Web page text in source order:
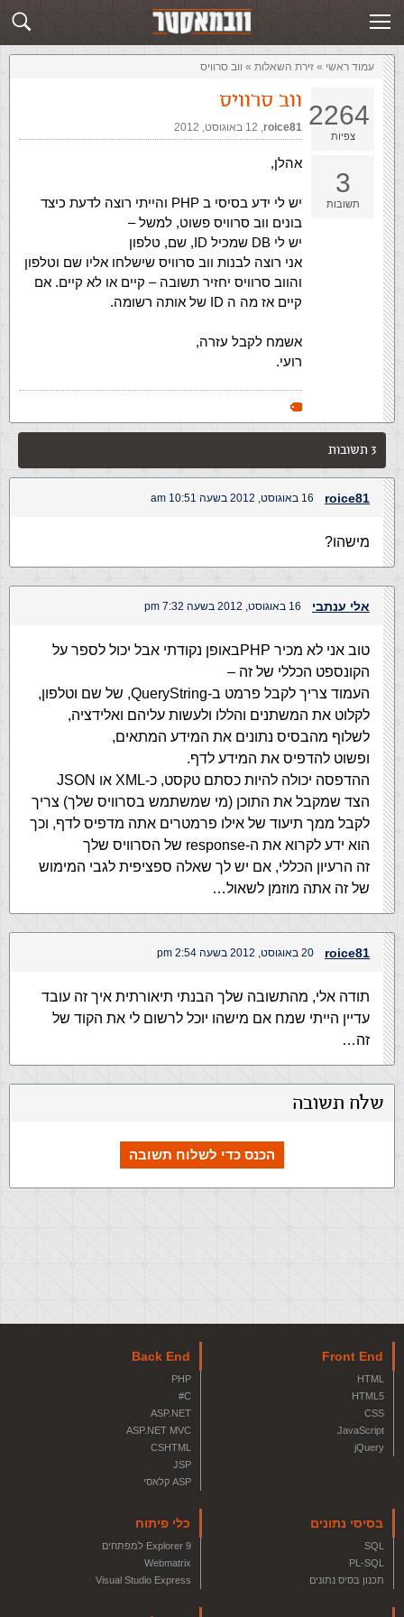
שלח תשובה זירת השאלות
עמוד ראשי » ‏זירת השאלות‏ » ווב סרוויס
2264
צפיות
3
תשובות
ווב סרוויס
roice81
,‏ 12 באוגוסט, 2012
אהלן,
יש לי ידע בסיסי ב PHP והייתי רוצה לדעת כיצד
בונים ווב סרוויס פשוט, למשל –
יש לי DB שמכיל ID, שם, טלפון
אני רוצה לבנות ווב סרוויס שישלחו אליו שם וטלפון
והווב סרוויס יחזיר תשובה – קיים או לא קיים. אם
קיים אז מה ה ID של אותה רשומה.
אשמח לקבל עזרה,
רועי.
3 תשובות
roice81 16 באוגוסט, 2012 בשעה 10:51 am
מישהו?
אלי ענתבי 16 באוגוסט, 2012 בשעה 7:32 pm
טוב אני לא מכיר PHPבאופן נקודתי אבל יכול לספר על
הקונספט הכללי של זה –
העמוד צריך לקבל פרמט ב-QueryString, של שם וטלפון,
לקלוט את המשתנים והללו ולעשות עליהם ואלידציה,
לשלוף מהבסיס נתונים את המידע המתאים,
ופשוט להדפיס את המידע לדף.
ההדפסה יכולה להיות כסתם טקסט, כ-XML או JSON
הצד שמקבל את התוכן (מי שמשתמש בסרוויס שלך) צריך
לקבל ממך תיעוד של אילו פרמטרים אתה מדפיס לדף, וכך
הוא ידע לקרוא את ה-response של הסרוויס שלך
זה הרעיון הכללי, אם יש לך שאלה ספציפית לגבי המימוש
של זה אתה מוזמן לשאול…
roice81 20 באוגוסט, 2012 בשעה 2:54 pm
תודה אלי, מהתשובה שלך הבנתי תיאורתית איך זה עובד
עדיין הייתי שמח אם מישהו יוכל לרשום לי את הקוד של
זה…
שלח תשובה
הכנס כדי לשלוח תשובה
Front End
HTML
HTML5
CSS
JavaScript
jQuery
Back End
PHP
C#
ASP.NET
ASP.NET MVC
CSHTML
JSP
ASP קלאסי
בסיסי נתונים
SQL
PL-SQL
תכנון בסיס נתונים
כלי פיתוח
Explorer 9 למפתחים
Webmatrix
Visual Studio Express